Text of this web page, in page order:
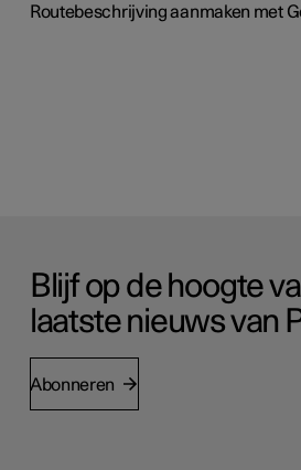
Routebeschrijving aanmaken met
Blijf op de hoogte
laatste nieuws van
Abonneren